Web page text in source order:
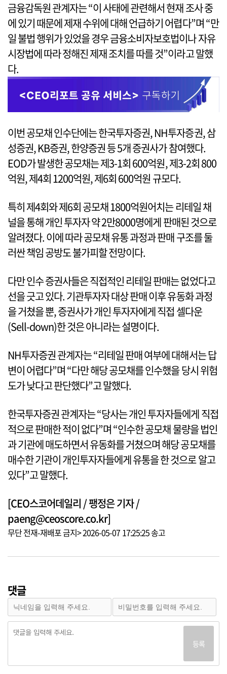
금융감독원 관계자는 “이 사태에 관련해서 현재 조사 중
에 있기 때문에 제재 수위에 대해 언급하기 어렵다”며 “만
일 불법 행위가 있었을 경우 금융소비자보호법이나 자유
시장법에 따라 정해진 제재 조치를 따를 것”이라고 말했
다.
이번 공모채 인수단에는 한국투자증권, NH투자증권, 삼
성증권, KB증권, 한양증권 등 5개 증권사가 참여했다.
EOD가 발생한 공모채는 제3-1회 600억원, 제3-2회 800
억원, 제4회 1200억원, 제6회 600억원 규모다.
특히 제4회와 제6회 공모채 1800억원어치는 리테일 채
널을 통해 개인 투자자 약 2만8000명에게 판매된 것으로
알려졌다. 이에 따라 공모채 유통 과정과 판매 구조를 둘
러싼 책임 공방도 불가피할 전망이다.
다만 인수 증권사들은 직접적인 리테일 판매는 없었다고
선을 긋고 있다. 기관투자자 대상 판매 이후 유동화 과정
을 거쳤을 뿐, 증권사가 개인 투자자에게 직접 셀다운
(Sell-down)한 것은 아니라는 설명이다.
NH투자증권 관계자는 “리테일 판매 여부에 대해서는 답
변이 어렵다”며 “다만 해당 공모채를 인수했을 당시 위험
도가 낮다고 판단했다”고 말했다.
한국투자증권 관계자는 “당사는 개인 투자자들에게 직접
적으로 판매한 적이 없다”며 “인수한 공모채 물량을 법인
과 기관에 매도하면서 유동화를 거쳤으며 해당 공모채를
매수한 기관이 개인투자자들에게 유통을 한 것으로 알고
있다”고 말했다.
[CEO스코어데일리 / 팽정은 기자 /
paeng@ceoscore.co.kr]
무단 전재-재배포 금지> 2026-05-07 17:25:25 송고
댓글
등록